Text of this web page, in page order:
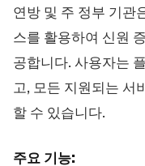
연방 및 주 정부 기관
스를 활용하여 신원
공합니다. 사용자는
고, 모든 지원되는 서
할 수 있습니다.
주요 기능: